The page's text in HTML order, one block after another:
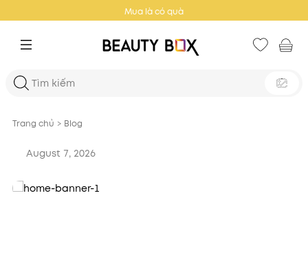
Mua là có quà
Trang chủ > Blog
August 7, 2026